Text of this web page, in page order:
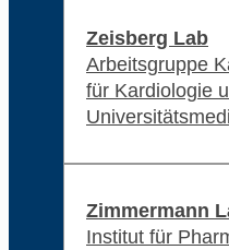
Zeisberg Lab
Arbeitsgruppe
für Kardiologie
Zimmermann
Institut für